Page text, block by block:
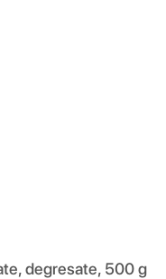
degresate, 500 g